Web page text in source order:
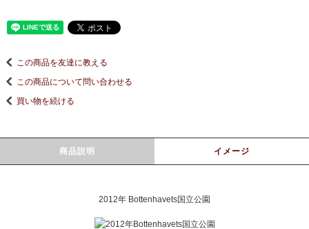
この商品を友達に教える
この商品について問い合わせる
買い物を続ける
商品説明 イメージ
2012年 Bottenhavets国立公園